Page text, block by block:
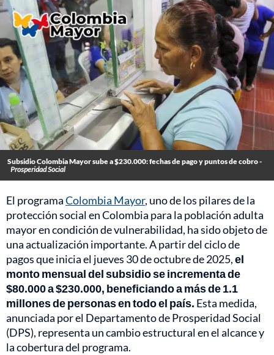
Subsidio Colombia Mayor sube a $230.000: fechas de pago y puntos de cobro -
Prosperidad Social
El programaColombia Mayor, uno de los pilares de la
protección social en Colombia para la población adulta
mayor en condición de vulnerabilidad, ha sido objeto de
una actualización importante. A partir del ciclo de
pagos que inicia el jueves 30 de octubre de 2025,el
monto mensual del subsidio se incrementa de
$80.000 a $230.000, beneficiando a más de 1.1
millones de personas en todo el país. Esta medida,
anunciada por el Departamento de Prosperidad Social
(DPS), representa un cambio estructural en el alcance y
la cobertura del programa.